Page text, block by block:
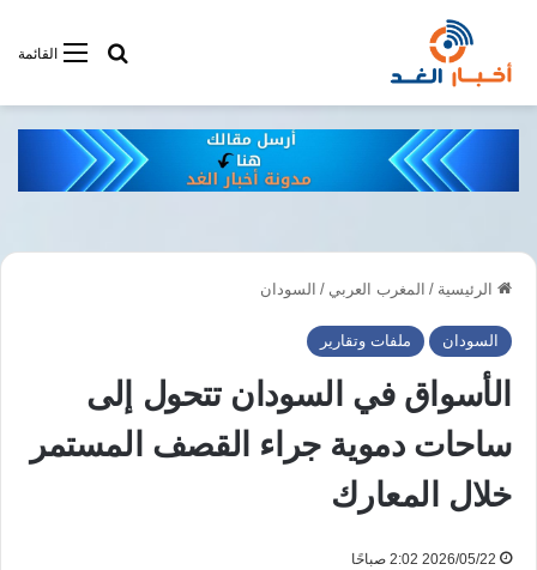
القائمةأبحت فى
الرئيسية / المغرب العربي / السودان
السودان ملفات وتقارير
الأسواق في السودان تتحول إلى
ساحات دموية جراء القصف المستمر
خلال المعارك
2026/05/22 2:02 صباحًا